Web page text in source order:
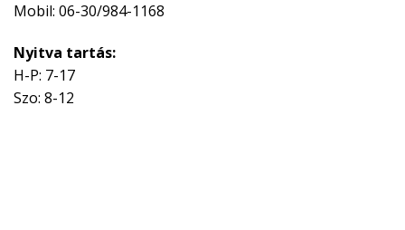
Mobil: 06-30/984-1168
Nyitva tartás:
H-P: 7-17
Szo: 8-12